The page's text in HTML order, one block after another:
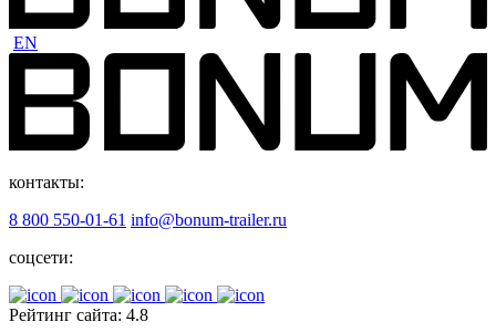
EN
контакты:
8 800 550-01-61 info@bonum-trailer.ru
соцсети:
Рейтинг сайта: 4.8